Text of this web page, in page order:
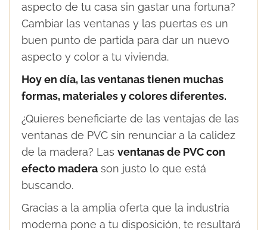
aspecto de tu casa sin gastar una fortuna?
Cambiar las ventanas y las puertas es un
buen punto de partida para dar un nuevo
aspecto y color a tu vivienda.
Hoy en día, las ventanas tienen muchas
formas, materiales y colores diferentes.
¿Quieres beneficiarte de las ventajas de las
ventanas de PVC sin renunciar a la calidez
de la madera? Las ventanas de PVC con
efecto madera son justo lo que está
buscando.
Gracias a la amplia oferta que la industria
moderna pone a tu disposición, te resultará